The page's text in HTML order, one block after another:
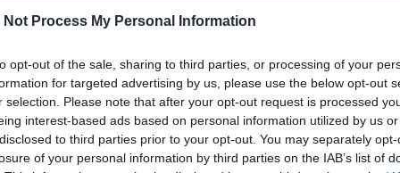
Not Process My Personal Information
opt-out of the sale, sharing to third parties, or processing of your
for targeted advertising by us, please use the below opt-out
selection. Please note that after your opt-out request is processed
interest-based ads based on personal information utilized by us
to third parties prior to your opt-out. You may separately
of your personal information by third parties on the IAB’s list of
Πιότρ Ζελίνσκι σημάδεψε το δοκάρι με σουτ έξω από την
με χρήση VAR λόγω συμμετοχής του Καλιντού
πλασέ στην εκπνοή του πρώτου ημιχρόνου.
στην ομάδα του Σιμόνε Ιντσάγκι στο 55′ και τέσσερα
Λορέντσο Ινσίνιε, «έγραψε» το τελικό 2-1 υπέρ της Νάπολι
στον Θωμά Στρακόσα. Κάπου εκεί «ξύπνησε» η Λάτσιο
όμως να νικήσει τον πολύ σταθερό Καρνέζη, ενώ στάθηκε